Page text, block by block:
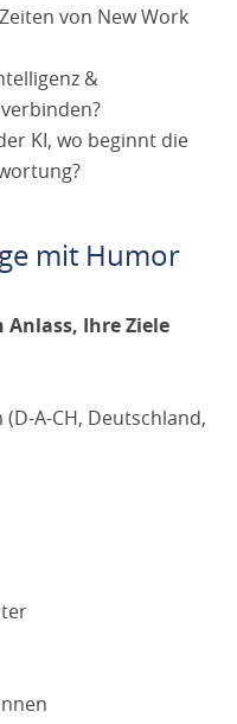
von New Work
&
KI, wo beginnt die
mit Humor
Ihre Ziele
A-CH, Deutschland,